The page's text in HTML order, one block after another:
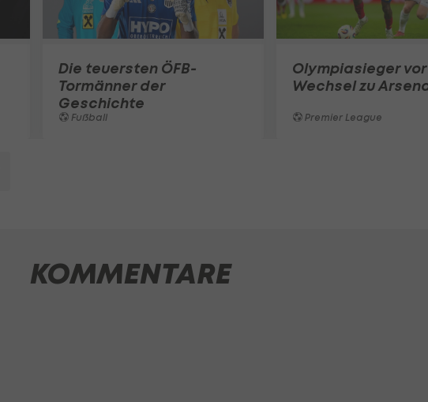
Die teuersten ÖFB-
Tormänner der
Geschichte
Fußball
Olympiasieger vor
Wechsel zu
Premier League
KOMMENTARE